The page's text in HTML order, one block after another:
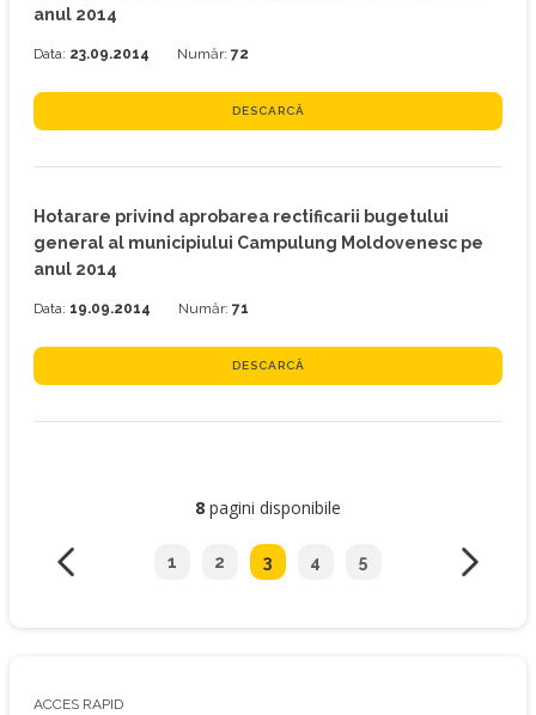
anul 2014
Data: 23.09.2014 Număr: 72
DESCARCĂ
Hotarare privind aprobarea rectificarii bugetului
general al municipiului Campulung Moldovenesc pe
anul 2014
Data: 19.09.2014 Număr: 71
DESCARCĂ
8 pagini disponibile
1 2 3 4 5
ACCES RAPID